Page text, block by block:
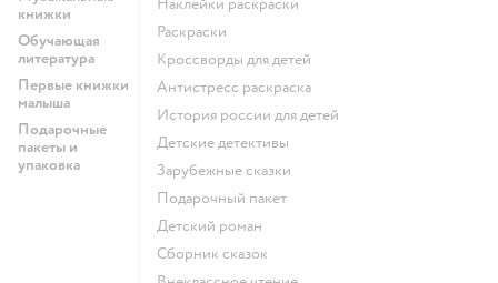
книжки
Обучающая
литература
Первые книжки
малыша
Подарочные
пакеты и
упаковка
наклейки раскраски
раскраски
кроссворды для детей
антистресс раскраска
история россии для детей
детские детективы
зарубежные сказки
подарочный пакет
детский роман
сборник сказок